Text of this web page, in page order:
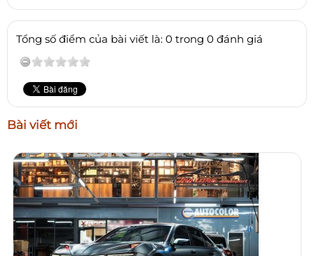
Tổng số điểm của bài viết là: 0 trong 0 đánh giá
Bài viết mới